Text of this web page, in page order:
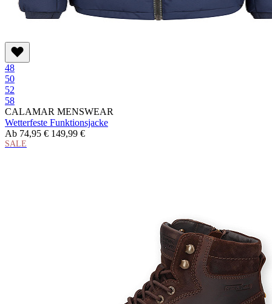
48
50
52
58
CALAMAR MENSWEAR
Wetterfeste Funktionsjacke
Ab 74,95 € 149,99 €
SALE